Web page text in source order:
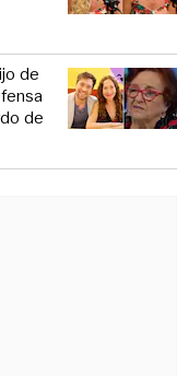
de
de